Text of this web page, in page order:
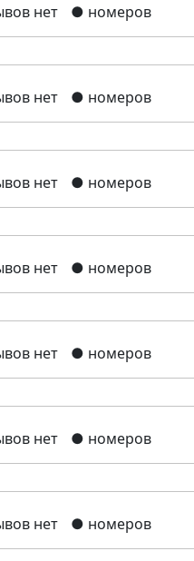
нет ● номеров
нет ● номеров
нет ● номеров
нет ● номеров
нет ● номеров
нет ● номеров
нет ● номеров